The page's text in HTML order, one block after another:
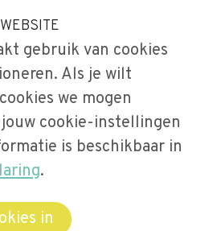
Our Email Address:
secretariaat@videnet.nl
Menu
Home
Uitgelicht
Activiteiten
Over Vide
Leerstoel
Netwerken
gebruik van cookies
Als je wilt
we mogen
cookie-instellingen
is beschikbaar in
.
in